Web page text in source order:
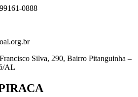
0888
Silva, 290, Bairro Pitanguinha –
AL